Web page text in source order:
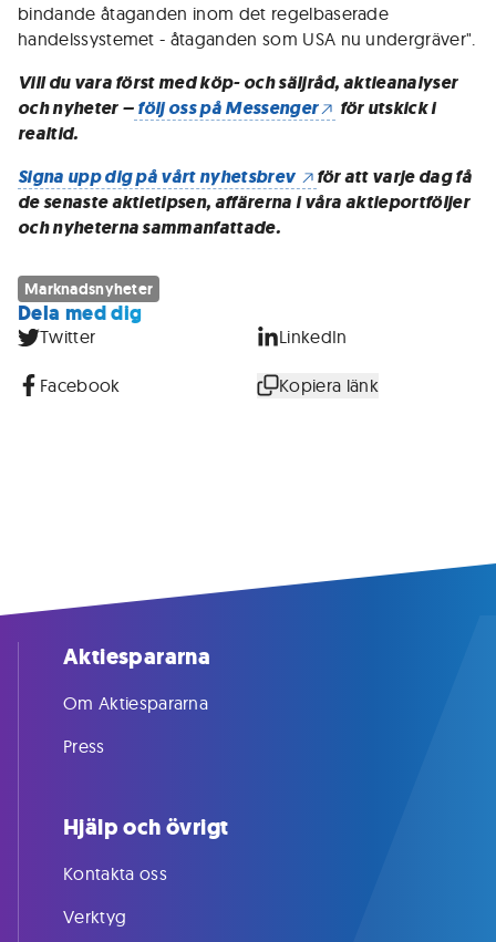
bindande åtaganden inom det regelbaserade
handelssystemet - åtaganden som USA nu undergräver".
Vill du vara först med köp- och säljråd, aktieanalyser
och nyheter –följ oss på Messenger
för utskick i
realtid.
Signa upp dig på vårt nyhetsbrev
för att varje dag få
de senaste aktietipsen, affärerna i våra aktieportföljer
och nyheterna sammanfattade.
Marknadsnyheter
Dela med dig
Twitter LinkedIn
Facebook Kopiera länk
Aktiespararna
Om Aktiespararna
Press
Hjälp och övrigt
Kontakta oss
Verktyg